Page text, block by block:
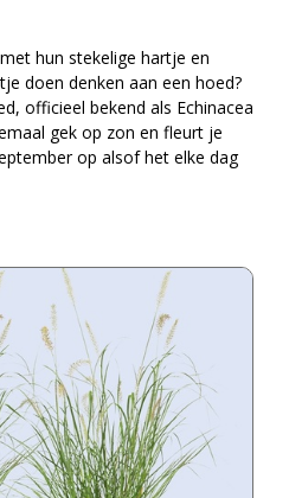
hun stekelige hartje en
doen denken aan een hoed?
officieel bekend als Echinacea
gek op zon en fleurt je
op alsof het elke dag